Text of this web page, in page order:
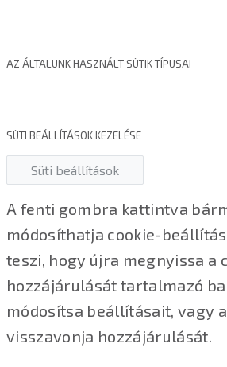
AZ ÁLTALUNK HASZNÁLT SÜTIK TÍPUSAI
SÜTI BEÁLLÍTÁSOK KEZELÉSE
Süti beállítások
A fenti gombra kattintva
módosíthatja cookie-
teszi, hogy újra megnyissa a
hozzájárulását tartalmazó
módosítsa beállításait, vagy
visszavonja hozzájárulását.